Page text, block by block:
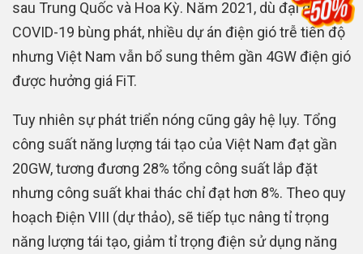
sau Trung Quốc và Hoa Kỳ. Năm 2021, dù đại dịch
COVID-19 bùng phát, nhiều dự án điện gió trễ tiến độ
nhưng Việt Nam vẫn bổ sung thêm gần 4GW điện gió
được hưởng giá FiT.
Tuy nhiên sự phát triển nóng cũng gây hệ lụy. Tổng
công suất năng lượng tái tạo của Việt Nam đạt gần
20GW, tương đương 28% tổng công suất lắp đặt
nhưng công suất khai thác chỉ đạt hơn 8%. Theo quy
hoạch Điện VIII (dự thảo), sẽ tiếp tục nâng tỉ trọng
năng lượng tái tạo, giảm tỉ trọng điện sử dụng năng